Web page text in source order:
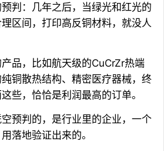
判：几年之后，当绿光和红光的
区间，打印高反铜材料，就没人
品，比如航天级的CuCrZr热端
铜散热结构、精密医疗器械，终
些，恰恰是利润最高的订单。
预判的，是行业里的企业，一个
落地验证出来的。